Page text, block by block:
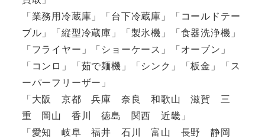
「業務用冷蔵庫」「台下冷蔵庫」「コールドテー
ブル」「縦型冷蔵庫」「製氷機」「食器洗浄機」
「フライヤー」「ショーケース」「オーブン」
「コンロ」「茹で麺機」「シンク」「板金」「ス
ーパーフリーザー」
「大阪 京都 兵庫 奈良 和歌山 滋賀 三
重 岡山 香川 徳島 関西 近畿」
「愛知 岐阜 福井 石川 富山 長野 静岡